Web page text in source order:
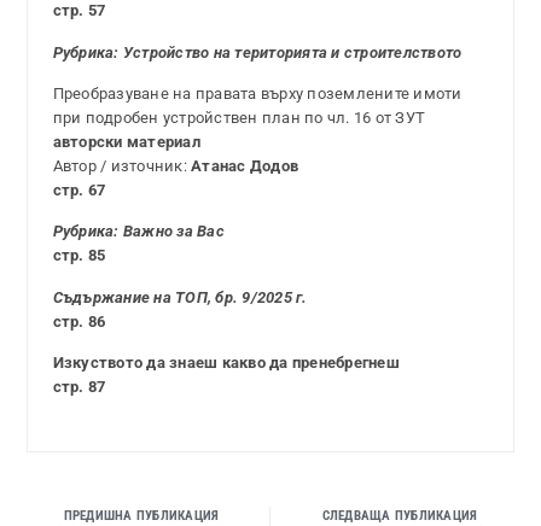
стр. 57
Рубрика: Устройство на територията и строителството
Преобразуване на правата върху поземлените имоти
при подробен устройствен план по чл. 16 от ЗУТ
авторски материал
Автор / източник:Атанас Додов
стр. 67
Рубрика: Важно за Вас
стр. 85
Съдържание на ТОП, бр. 9/2025 г.
стр. 86
Изкуството да знаеш какво да пренебрегнеш
стр. 87
ПРЕДИШНА ПУБЛИКАЦИЯ СЛЕДВАЩА ПУБЛИКАЦИЯ